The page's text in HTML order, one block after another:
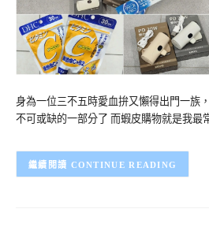
身為一位三不五時愛血拚又懶得出門一族
不可或缺的一部分了 而蝦皮購物就是我最
CONTINUE READING